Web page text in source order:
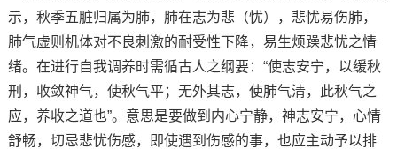
示，秋季五脏归属为肺，肺在志为悲（忧），悲忧易伤肺，
肺气虚则机体对不良刺激的耐受性下降，易生烦躁悲忧之情
绪。在进行自我调养时需循古人之纲要：“使志安宁，以缓秋
刑，收敛神气，使秋气平；无外其志，使肺气清，此秋气之
应，养收之道也”。意思是要做到内心宁静，神志安宁，心情
舒畅，切忌悲忧伤感，即使遇到伤感的事，也应主动予以排